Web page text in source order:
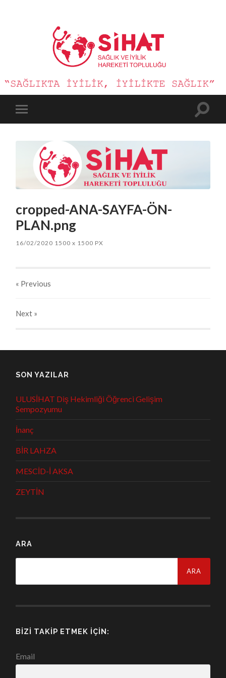
Sağlık
ve
İyilik
mobile
Toggle
cropped-ANA-SAYFA-ÖN-
PLAN.png
16/02/2020 1500x 1500 PX
« Previous
Next »
SON YAZILAR
ULUSİHAT Diş Hekimliği Öğrenci Gelişim
Sempozyumu
İnanç
BİR LAHZA
MESCİD-İ AKSA
ZEYTİN
ARA
BIZI TAKIP ETMEK İÇIN:
Email